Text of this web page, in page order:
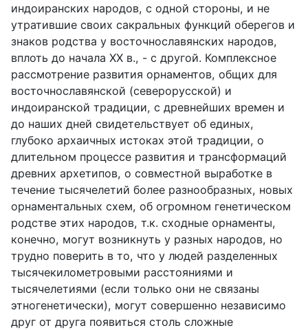
индоиранских народов, с одной стороны, и не
утратившие своих сакральных функций оберегов и
знаков родства у восточнославянских народов,
вплоть до начала XX в., - с другой. Комплексное
рассмотрение развития орнаментов, общих для
восточнославянской (северорусской) и
индоиранской традиции, с древнейших времен и
до наших дней свидетельствует об единых,
глубоко архаичных истоках этой традиции, о
длительном процессе развития и трансформаций
древних архетипов, о совместной выработке в
течение тысячелетий более разнообразных, новых
орнаментальных схем, об огромном генетическом
родстве этих народов, т.к. сходные орнаменты,
конечно, могут возникнуть у разных народов, но
трудно поверить в то, что у людей разделенных
тысячекилометровыми расстояниями и
тысячелетиями (если только они не связаны
этногенетически), могут совершенно независимо
друг от друга появиться столь сложные